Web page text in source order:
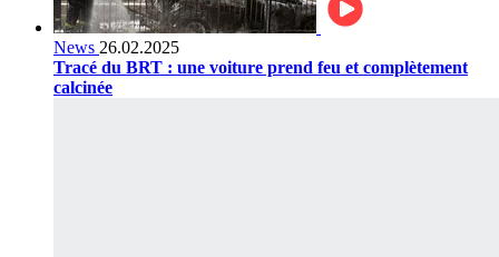
News 26.02.2025
Tracé du BRT : une voiture prend feu et complètement
calcinée